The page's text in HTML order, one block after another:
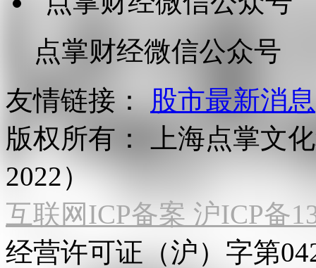
点掌财经微信公众号
友情链接：
股市最新消息
版权所有：
上海点掌文
2022）
互联网ICP备案 沪ICP备
经营许可证（沪）字第